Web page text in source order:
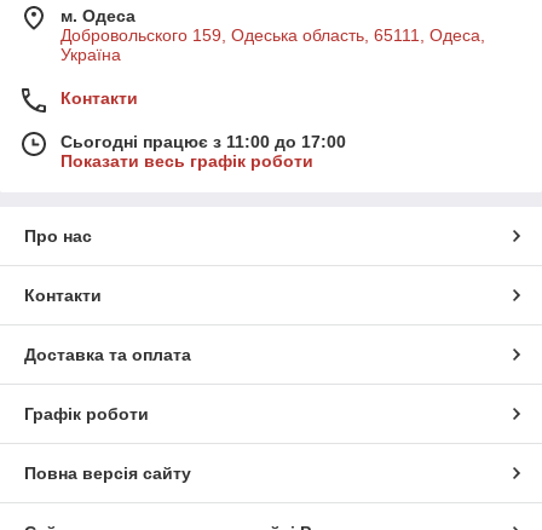
м. Одеса
Добровольского 159, Одеська область, 65111, Одеса,
Україна
Контакти
Сьогодні працює з 11:00 до 17:00
Показати весь графік роботи
Про нас
Контакти
Доставка та оплата
Графік роботи
Повна версія сайту